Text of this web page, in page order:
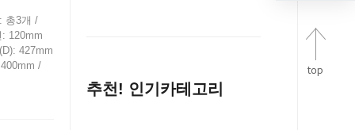
총3개 /
120mm
427mm
/
추천! 인기카테고리